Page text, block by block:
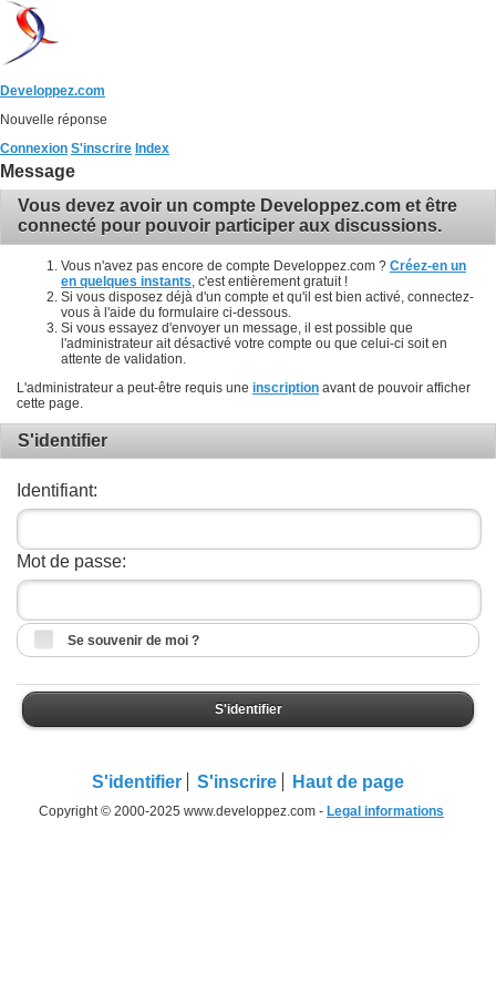
Developpez.com
Nouvelle réponse
Connexion S'inscrire Index
Message
Vous devez avoir un compte Developpez.com et être
connecté pour pouvoir participer aux discussions.
Vous n'avez pas encore de compte Developpez.com ? Créez-en un
en quelques instants , c'est entièrement gratuit !
Si vous disposez déjà d'un compte et qu'il est bien activé, connectez-
vous à l'aide du formulaire ci-dessous.
Si vous essayez d'envoyer un message, il est possible que
l'administrateur ait désactivé votre compte ou que celui-ci soit en
attente de validation.
L'administrateur a peut-être requis une inscription avant de pouvoir afficher
cette page.
S'identifier
Identifiant:
Mot de passe:
Se souvenir de moi ?
S'identifier
S'identifier S'inscrire Haut de page
Copyright © 2000-2025 www.developpez.com - Legal informations